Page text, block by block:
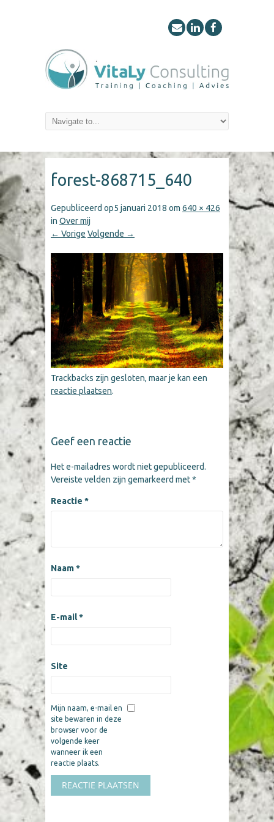
forest-868715_640
Gepubliceerd op5 januari 2018 om 640 × 426
in Over mij
← Vorige Volgende →
Trackbacks zijn gesloten, maar je kan een
reactie plaatsen.
Geef een reactie
Het e-mailadres wordt niet gepubliceerd.
Vereiste velden zijn gemarkeerd met*
Reactie *
Naam*
E-mail*
Site
Mijn naam, e-mail en
site bewaren in deze
browser voor de
volgende keer
wanneer ik een
reactie plaats.